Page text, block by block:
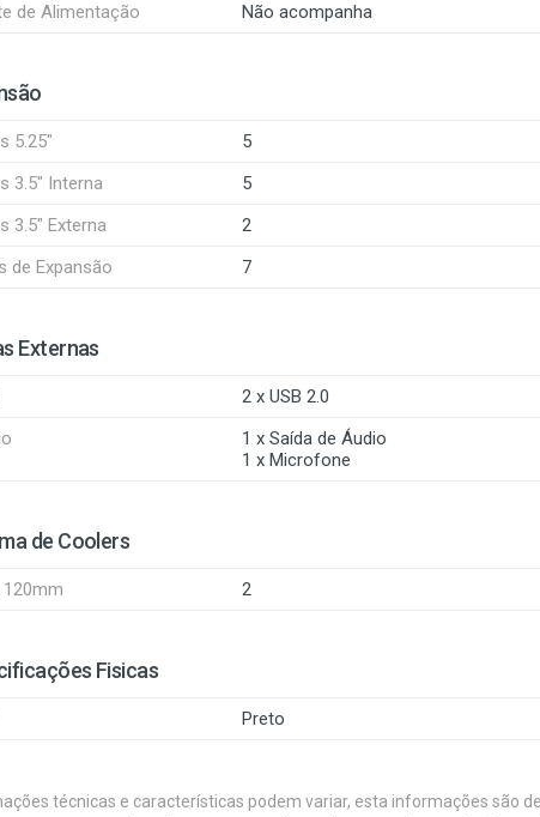
de Alimentação
Não acompanha
5.25"
5
3.5" Interna
5
3.5" Externa
2
de Expansão
7
Externas
2 x USB 2.0
1 x Saída de Áudio
1 x Microfone
de Coolers
120mm 2
Fisicas
Preto
técnicas e características podem variar, esta informações são